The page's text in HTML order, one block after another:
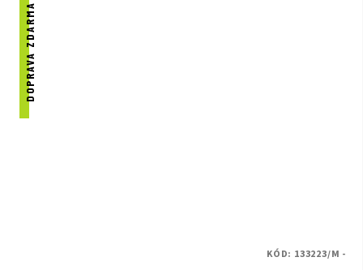
DOPRAVA ZDARMA
KÓD: 133223/M -